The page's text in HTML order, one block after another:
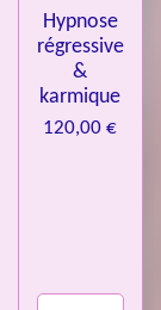
Hypnose
régressive
&
karmique
120,00 €